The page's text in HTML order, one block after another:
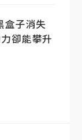
盒子消失
卻能攀升